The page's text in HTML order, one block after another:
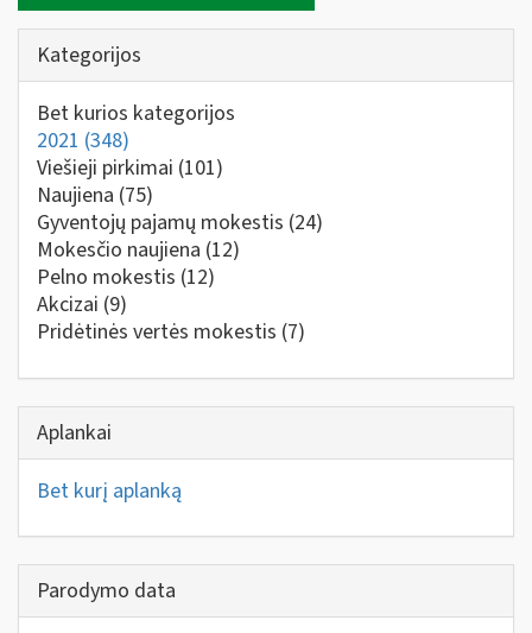
Kategorijos
Bet kurios kategorijos
2021 (348)
Viešieji pirkimai (101)
Naujiena (75)
Gyventojų pajamų mokestis (24)
Mokesčio naujiena (12)
Pelno mokestis (12)
Akcizai (9)
Pridėtinės vertės mokestis (7)
Aplankai
Bet kurį aplanką
Parodymo data